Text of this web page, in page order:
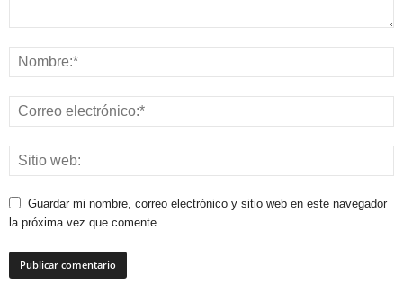
Guardar mi nombre, correo electrónico y sitio web en este navegador
la próxima vez que comente.